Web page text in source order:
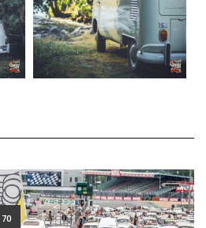
Août 10
108
0
70